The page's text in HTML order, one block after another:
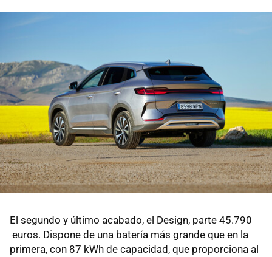
El segundo y último acabado, el Design, parte 45.790
euros. Dispone de una batería más grande que en la
primera, con 87 kWh de capacidad, que proporciona al